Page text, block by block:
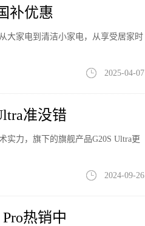
补优惠
大家电到清洁小家电，从享受居家时
2025-04-07
准没错
实力，旗下的旗舰产品G20S Ultra更
2024-09-26
热销中